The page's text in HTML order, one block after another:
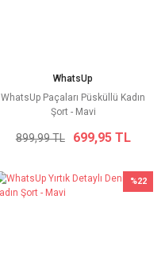
WhatsUp
WhatsUp Paçaları Püsküllü Kadın
Şort - Mavi
899,99 TL 699,95 TL
%22